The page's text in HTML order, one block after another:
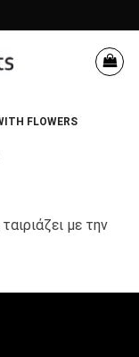
FLOWERS
με την